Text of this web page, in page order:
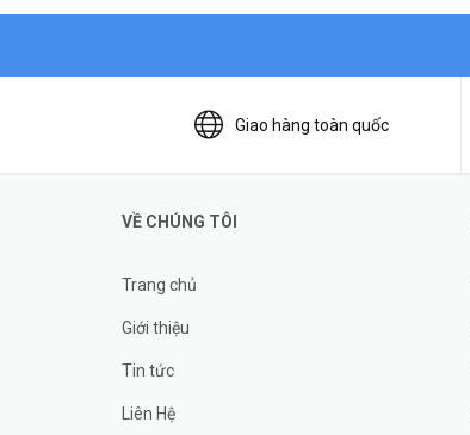
Giao hàng toàn quốc
VỀ CHÚNG TÔI
Trang chủ
Giới thiệu
Tin tức
Liên Hệ